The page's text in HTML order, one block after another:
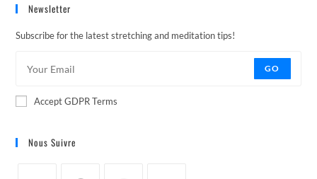
Newsletter
Subscribe for the latest stretching and meditation tips!
GO
Accept GDPR Terms
Nous Suivre